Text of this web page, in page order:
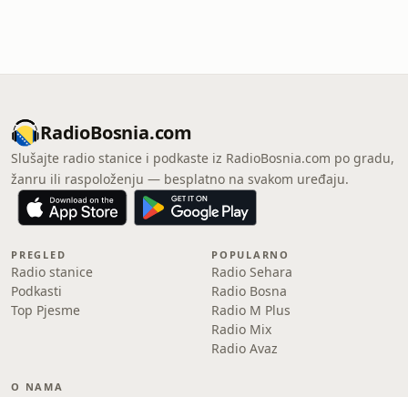
RadioBosnia.com
Slušajte radio stanice i podkaste iz RadioBosnia.com po gradu,
žanru ili raspoloženju — besplatno na svakom uređaju.
PREGLED
Radio stanice
Podkasti
Top Pjesme
POPULARNO
Radio Sehara
Radio Bosna
Radio M Plus
Radio Mix
Radio Avaz
O NAMA